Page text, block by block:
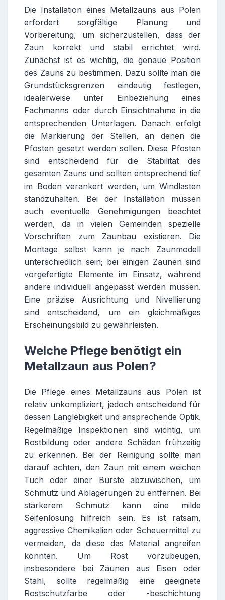
Die Installation eines Metallzauns aus Polen
erfordert sorgfältige Planung und
Vorbereitung, um sicherzustellen, dass der
Zaun korrekt und stabil errichtet wird.
Zunächst ist es wichtig, die genaue Position
des Zauns zu bestimmen. Dazu sollte man die
Grundstücksgrenzen eindeutig festlegen,
idealerweise unter Einbeziehung eines
Fachmanns oder durch Einsichtnahme in die
entsprechenden Unterlagen. Danach erfolgt
die Markierung der Stellen, an denen die
Pfosten gesetzt werden sollen. Diese Pfosten
sind entscheidend für die Stabilität des
gesamten Zauns und sollten entsprechend tief
im Boden verankert werden, um Windlasten
standzuhalten. Bei der Installation müssen
auch eventuelle Genehmigungen beachtet
werden, da in vielen Gemeinden spezielle
Vorschriften zum Zaunbau existieren. Die
Montage selbst kann je nach Zaunmodell
unterschiedlich sein; bei einigen Zäunen sind
vorgefertigte Elemente im Einsatz, während
andere individuell angepasst werden müssen.
Eine präzise Ausrichtung und Nivellierung
sind entscheidend, um ein gleichmäßiges
Erscheinungsbild zu gewährleisten.
Welche Pflege benötigt ein
Metallzaun aus Polen?
Die Pflege eines Metallzauns aus Polen ist
relativ unkompliziert, jedoch entscheidend für
dessen Langlebigkeit und ansprechende Optik.
Regelmäßige Inspektionen sind wichtig, um
Rostbildung oder andere Schäden frühzeitig
zu erkennen. Bei der Reinigung sollte man
darauf achten, den Zaun mit einem weichen
Tuch oder einer Bürste abzuwischen, um
Schmutz und Ablagerungen zu entfernen. Bei
stärkerem Schmutz kann eine milde
Seifenlösung hilfreich sein. Es ist ratsam,
aggressive Chemikalien oder Scheuermittel zu
vermeiden, da diese das Material angreifen
könnten. Um Rost vorzubeugen,
insbesondere bei Zäunen aus Eisen oder
Stahl, sollte regelmäßig eine geeignete
Rostschutzfarbe oder -beschichtung